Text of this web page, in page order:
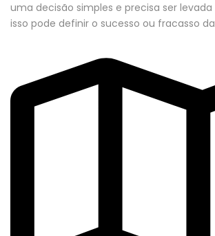
uma decisão simples e precisa ser levada
isso pode definir o sucesso ou fracasso